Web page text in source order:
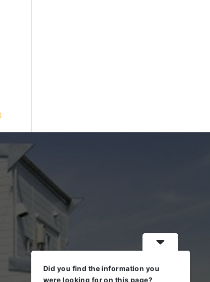
Did you find the information you
were looking for on this page?